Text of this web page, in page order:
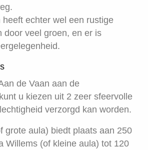
heeft echter wel een rustige
door veel groen, en er is
de Vaan aan de
u kiezen uit 2 zeer sfeervolle
verzorgd kan worden.
grote aula) biedt plaats aan 250
Willems (of kleine aula) tot 120